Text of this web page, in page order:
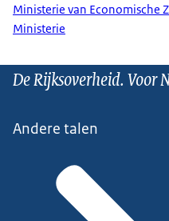
Ministerie van Economische
Ministerie
De Rijksoverheid. Voor
Andere talen